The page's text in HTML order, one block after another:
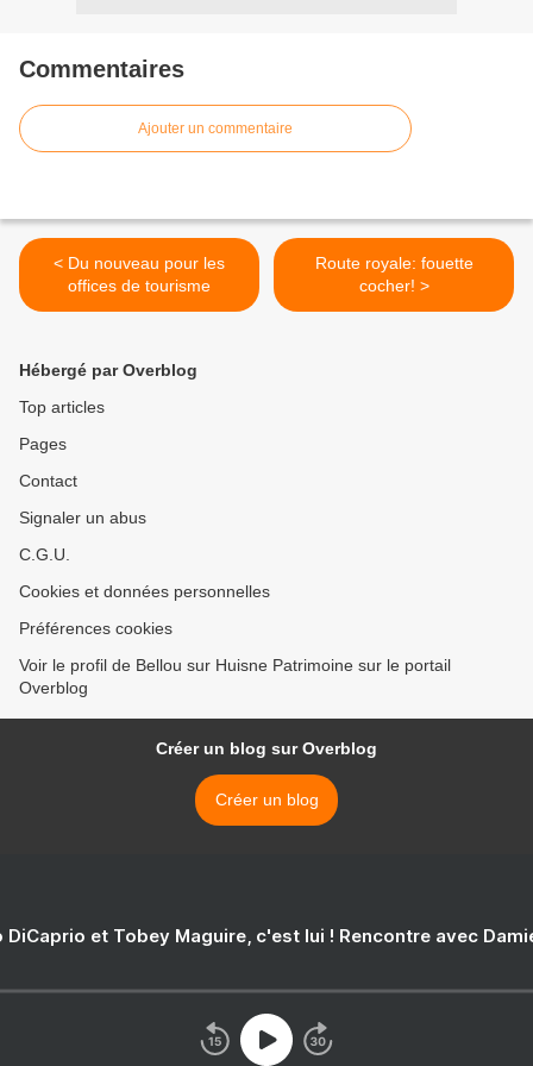
Commentaires
Ajouter un commentaire
< Du nouveau pour les
offices de tourisme
Route royale: fouette
cocher! >
Hébergé par Overblog
Top articles
Pages
Contact
Signaler un abus
C.G.U.
Cookies et données personnelles
Préférences cookies
Voir le profil de Bellou sur Huisne Patrimoine sur le portail
Overblog
Créer un blog sur Overblog
Créer un blog
DiCaprio et Tobey Maguire, c'est lui ! Rencontre avec